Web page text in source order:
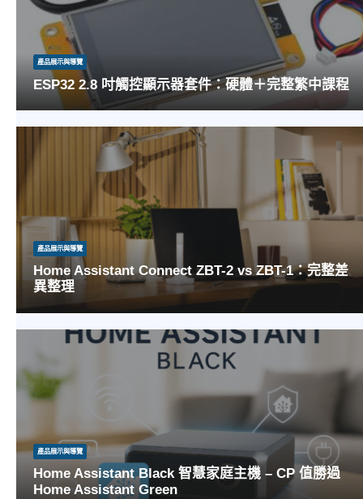
產品展示與導覽
ESP32 2.8 吋觸控顯示器套件：硬體＋完整繁中課程
EDB-014251 整合 ESP32、2.8 吋 ILI9341 TFT 與 XPT2046 觸控，購買即包含 Arduino、
產品展示與導覽
Home Assistant Connect ZBT-2 vs ZBT-1：完整差
異整理
以下內容根據 Seeed Studio 官方文章完整翻譯與整理，將 ZBT-2 和舊款 ZBT-1 之間所有
產品展示與導覽
Home Assistant Black 智慧家庭主機 – CP 值勝過
Home Assistant Green